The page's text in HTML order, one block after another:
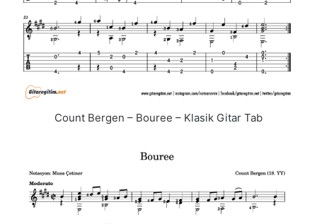
Count Bergen – Bouree – Klasik Gitar Tab